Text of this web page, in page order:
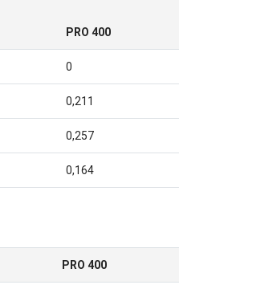
PRO 400
0
0,211
0,257
0,164
PRO 400